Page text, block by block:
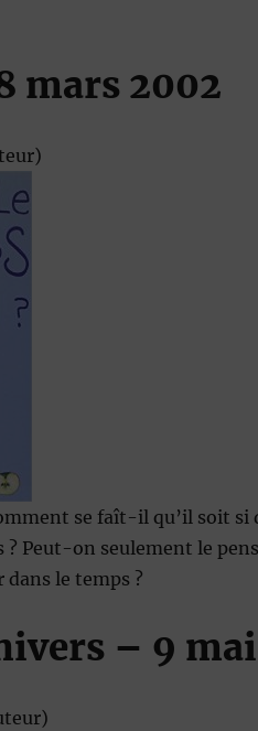
mars 2002
se faît-il qu’il soit si
? Peut-on seulement le
dans le temps ?
– 9